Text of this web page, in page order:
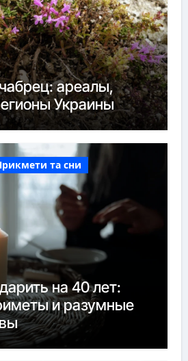
ареалы,
Украины
та сни
на 40 лет:
и разумные